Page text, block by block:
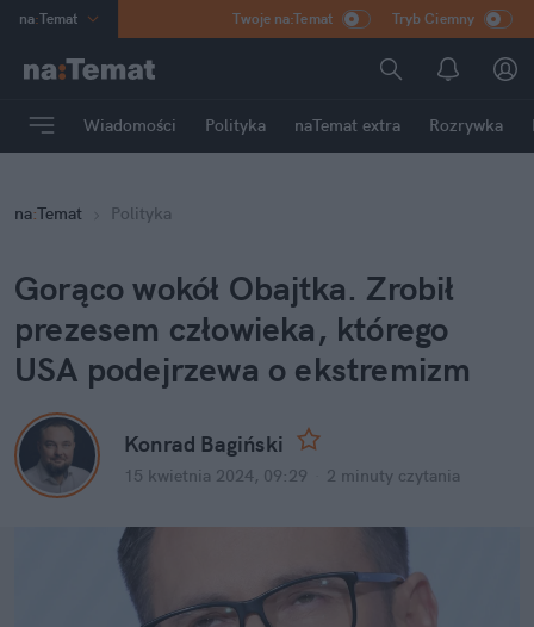
na:Temat
Poland
mama
Rozrywka
Twoje na:Temat Tryb Ciemny
Wiadomości Polityka naTemat extra Rozrywka
na:Temat Polityka
Gorąco wokół Obajtka. Zrobił
prezesem człowieka, którego
USA podejrzewa o ekstremizm
Konrad Bagiński
15 kwietnia 2024, 09:29 2 minuty czytania